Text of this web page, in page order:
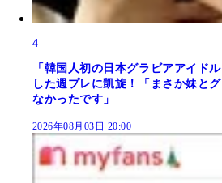
4
「韓国人初の日本グラビアアイド
した週プレに凱旋！「まさか妹と
なかったです」
2026年08月03日 20:00